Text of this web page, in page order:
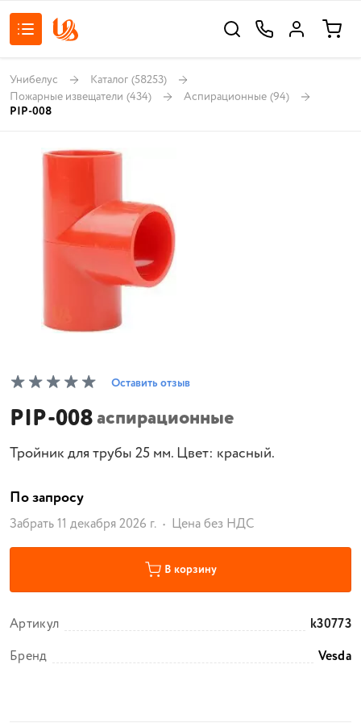
Унибелус Каталог (58253)
Пожарные извещатели (434) Аспирационные (94)
PIP-008
Оставить отзыв
PIP-008аспирационные
Тройник для трубы 25 мм. Цвет: красный.
По запросу
Забрать 11 декабря 2026 г. Цена без НДС
В корзину
Артикул
k30773
Бренд
Vesda